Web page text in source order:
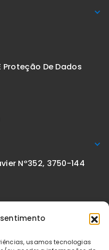
usamos tecnologias
Proteção De Dados
Nº352, 3750-144